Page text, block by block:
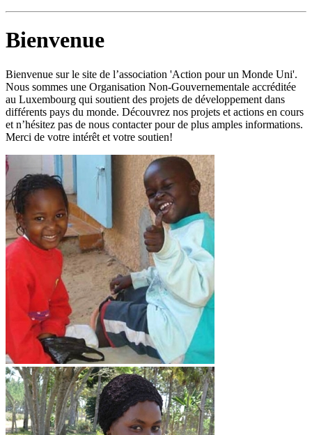
Bienvenue
Bienvenue sur le site de l’association 'Action pour un Monde Uni'.
Nous sommes une Organisation Non-Gouvernementale accréditée
au Luxembourg qui soutient des projets de développement dans
différents pays du monde. Découvrez nos projets et actions en cours
et n’hésitez pas de nous contacter pour de plus amples informations.
Merci de votre intérêt et votre soutien!